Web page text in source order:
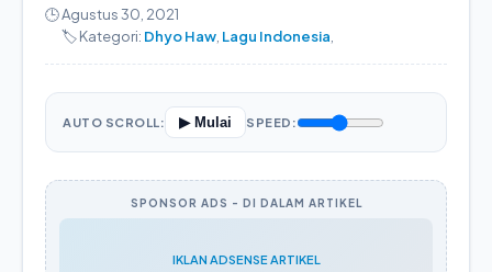
🕒 Agustus 30, 2021
🏷️ Kategori: Dhyo Haw Lagu Indonesia
AUTO SCROLL: ▶ Mulai SPEED:
SPONSOR ADS - DI DALAM ARTIKEL
IKLAN ADSENSE ARTIKEL